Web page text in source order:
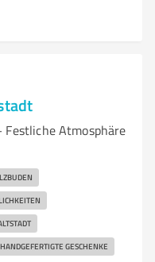
Atmosphäre
HANDGEFERTIGTE GESCHENKE